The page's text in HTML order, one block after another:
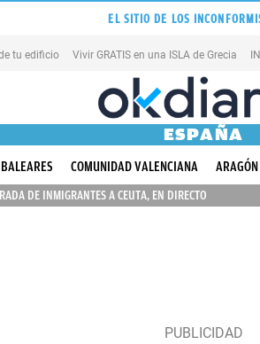
EL SITIO DE LOS
tu edificio Vivir GRATIS en una ISLA de Grecia
ESPAÑA
BALEARES COMUNIDAD VALENCIANA ARAGÓN
DE INMIGRANTES A CEUTA, EN DIRECTO